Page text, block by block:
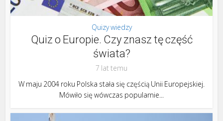
Quizy wiedzy
Quiz o Europie. Czy znasz tę część
świata?
7 lat temu
W maju 2004 roku Polska stała się częścią Unii Europejskiej.
Mówiło się wówczas popularnie...